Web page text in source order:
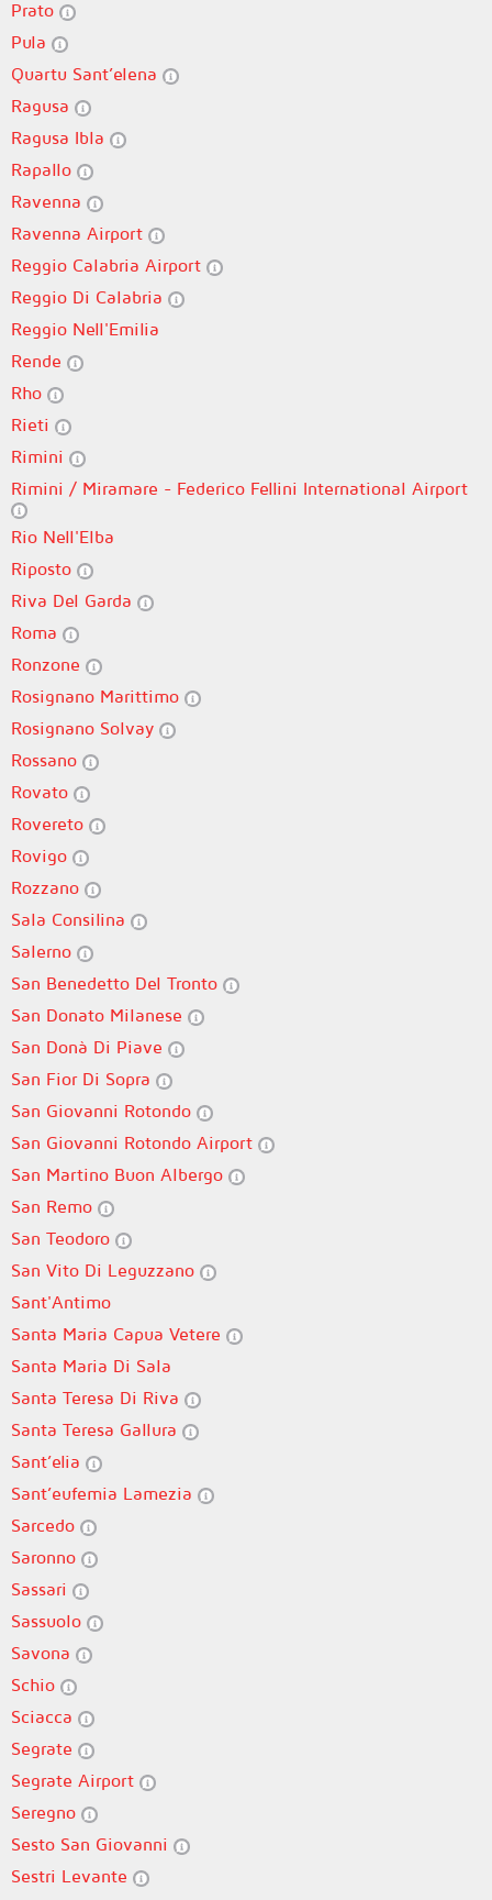
Prato
Pula
Quartu Sant’elena
Ragusa
Ragusa Ibla
Rapallo
Ravenna
Ravenna Airport
Reggio Calabria Airport
Reggio Di Calabria
Reggio Nell'Emilia
Rende
Rho
Rieti
Rimini
Rimini / Miramare - Federico Fellini International Airport
Rio Nell'Elba
Riposto
Riva Del Garda
Roma
Ronzone
Rosignano Marittimo
Rosignano Solvay
Rossano
Rovato
Rovereto
Rovigo
Rozzano
Sala Consilina
Salerno
San Benedetto Del Tronto
San Donato Milanese
San Donà Di Piave
San Fior Di Sopra
San Giovanni Rotondo
San Giovanni Rotondo Airport
San Martino Buon Albergo
San Remo
San Teodoro
San Vito Di Leguzzano
Sant'Antimo
Santa Maria Capua Vetere
Santa Maria Di Sala
Santa Teresa Di Riva
Santa Teresa Gallura
Sant’elia
Sant’eufemia Lamezia
Sarcedo
Saronno
Sassari
Sassuolo
Savona
Schio
Sciacca
Segrate
Segrate Airport
Seregno
Sesto San Giovanni
Sestri Levante